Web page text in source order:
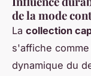
de la mode
La collection
s'affiche
dynamique du